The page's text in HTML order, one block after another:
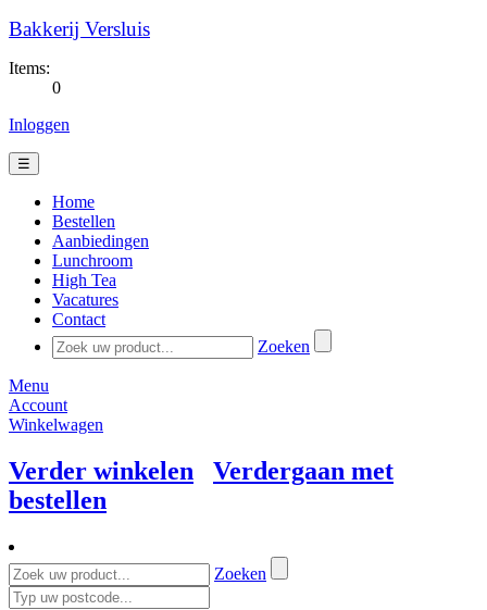
Bakkerij Versluis
Items:
0
Inloggen
☰
Home
Bestellen
Aanbiedingen
Lunchroom
High Tea
Vacatures
Contact
Zoeken
Menu
Account
Winkelwagen
Verder winkelen
Verdergaan met
bestellen
Zoeken